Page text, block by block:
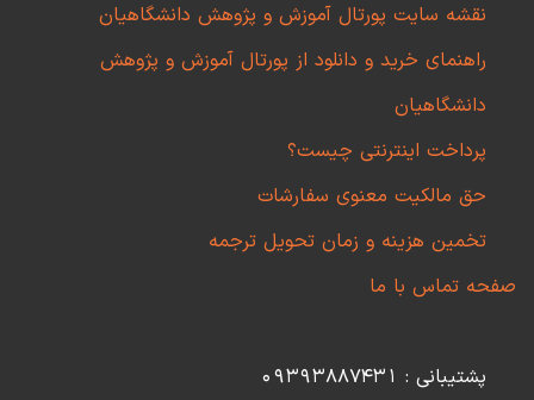
نقشه سایت پورتال آموزش و پژوهش دانشگاهیان
راهنمای خرید و دانلود از پورتال آموزش و پژوهش
دانشگاهیان
پرداخت اینترنتی چیست؟
حق مالکیت معنوی سفارشات
تخمین هزینه و زمان تحویل ترجمه
صفحه تماس با ما
پشتیبانی : 09393887431